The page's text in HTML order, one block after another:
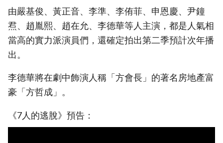
由嚴基俊、黃正音、李準、李侑菲、申恩慶、尹鐘
焄、趙胤熙、趙在允、李德華等人主演，都是人氣相
當高的實力派演員們，還確定拍出第二季預計次年播
出。
李德華將在劇中飾演人稱「方會長」的著名房地產富
豪「方哲成」。
《7人的逃脫》預告：